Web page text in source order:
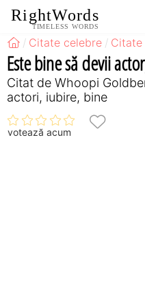
RightWords
TIMELESS WORDS
Citate celebre Citate
Este bine să devii
Citat de Whoopi
actori, iubire, bine
votează acum